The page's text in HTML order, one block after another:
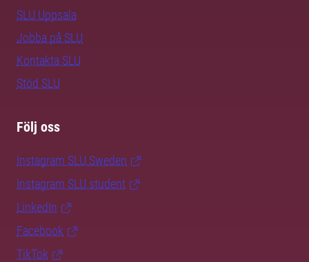
SLU Uppsala
Jobba på SLU
Kontakta SLU
Stöd SLU
Följ oss
Instagram SLU.Sweden
Instagram SLU.student
LinkedIn
Facebook
TikTok